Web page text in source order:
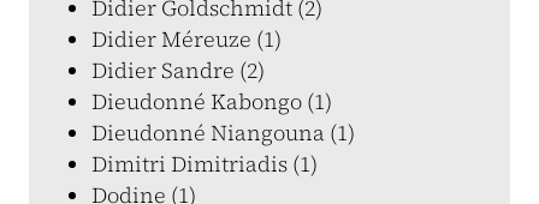
Didier Goldschmidt (2)
Didier Méreuze (1)
Didier Sandre (2)
Dieudonné Kabongo (1)
Dieudonné Niangouna (1)
Dimitri Dimitriadis (1)
Dodine (1)